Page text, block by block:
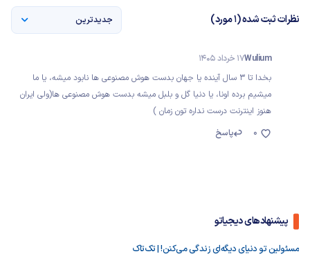
نظرات ثبت شده (1 مورد) جدیدترین
Wulium17 خرداد 1405
بخدا تا ۳ سال آینده یا جهان بدست هوش مصنوعی ها نابود میشه، یا ما
میشیم برده اونا، یا دنیا گل و بلبل میشه بدست هوش مصنوعی ها(ولی ایران
هنوز اینترنت درست نداره تون زمان )
پاسخ
0
پیشنهادهای دیجیاتو
مسئولین تو دنیای دیگه‌ای زندگی می‌کنن! | تک‌تاک